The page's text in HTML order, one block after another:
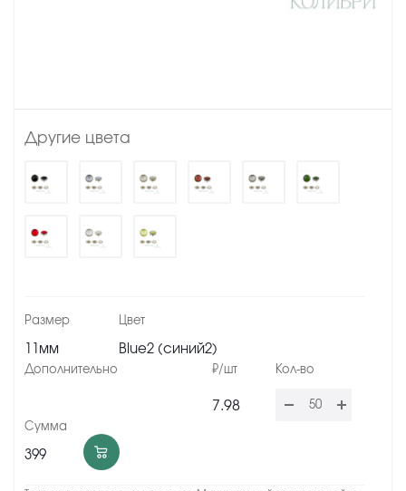
Другие цвета
11мм Blue2 (синий2)
7.98
399